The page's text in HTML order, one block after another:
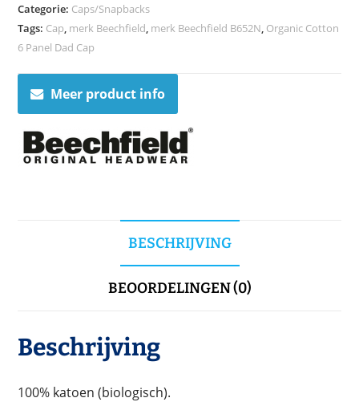
Categorie: Caps/Snapbacks
Tags: Cap, merk Beechfield, merk Beechfield B652N, Organic Cotton
6 Panel Dad Cap
Meer product info
BESCHRIJVING
BEOORDELINGEN (0)
Beschrijving
100% katoen (biologisch).